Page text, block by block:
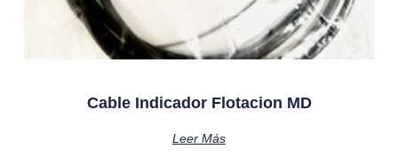
Cable Indicador Flotacion MD
Leer Más